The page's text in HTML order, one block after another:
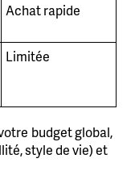
Achat rapide
Limitée
budget global,
style de vie) et